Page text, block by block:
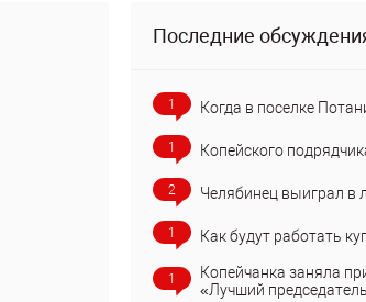
Последние
1 Когда в поселке
1 Копейского
2 Челябинец выиграл в
1 Как будут работать
1
Копейчанка заняла
«Лучший